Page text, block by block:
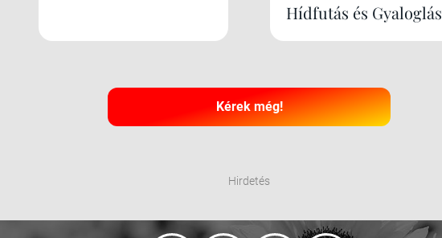
Hídfutás és Gyaloglás
Kérek még!
Hirdetés